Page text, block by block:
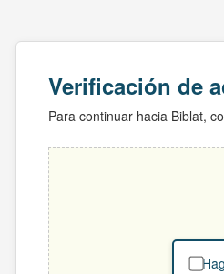
Verificación de
Para continuar hacia Biblat,